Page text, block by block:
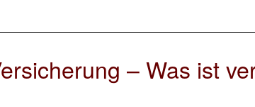
– Was ist